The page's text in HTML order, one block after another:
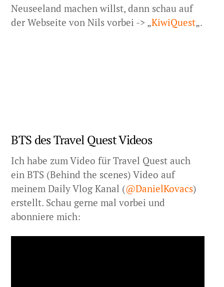
Neuseeland machen willst, dann schau auf
der Webseite von Nils vorbei -> „KiwiQuest„.
BTS des Travel Quest Videos
Ich habe zum Video für Travel Quest auch
ein BTS (Behind the scenes) Video auf
meinem Daily Vlog Kanal (@DanielKovacs)
erstellt. Schau gerne mal vorbei und
abonniere mich: